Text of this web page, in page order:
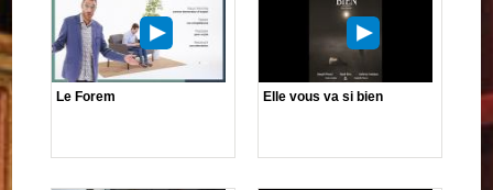
Le Forem Elle vous va si bien